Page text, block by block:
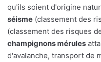
qu'ils soient d'origine
séisme (classement des
(classement des risques
champignons mérules
d'avalanche, transport de